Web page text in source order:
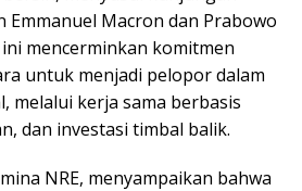
Emmanuel Macron dan Prabowo
mencerminkan komitmen
untuk menjadi pelopor dalam
melalui kerja sama berbasis
dan investasi timbal balik.
NRE, menyampaikan bahwa